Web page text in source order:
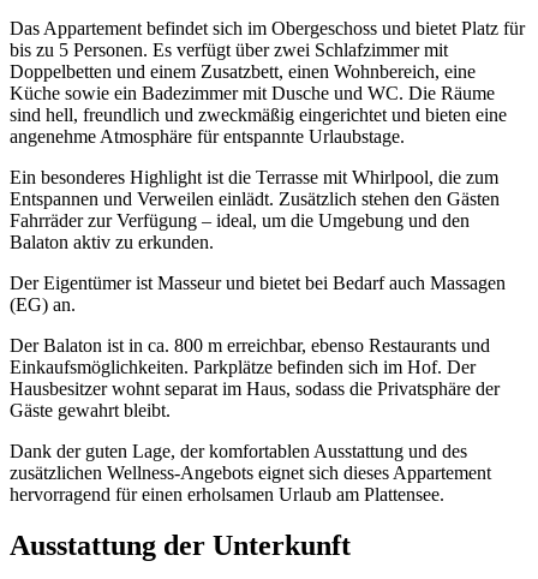
Das Appartement befindet sich im Obergeschoss und bietet Platz für
bis zu 5 Personen. Es verfügt über zwei Schlafzimmer mit
Doppelbetten und einem Zusatzbett, einen Wohnbereich, eine
Küche sowie ein Badezimmer mit Dusche und WC. Die Räume
sind hell, freundlich und zweckmäßig eingerichtet und bieten eine
angenehme Atmosphäre für entspannte Urlaubstage.
Ein besonderes Highlight ist die Terrasse mit Whirlpool, die zum
Entspannen und Verweilen einlädt. Zusätzlich stehen den Gästen
Fahrräder zur Verfügung – ideal, um die Umgebung und den
Balaton aktiv zu erkunden.
Der Eigentümer ist Masseur und bietet bei Bedarf auch Massagen
(EG) an.
Der Balaton ist in ca. 800 m erreichbar, ebenso Restaurants und
Einkaufsmöglichkeiten. Parkplätze befinden sich im Hof. Der
Hausbesitzer wohnt separat im Haus, sodass die Privatsphäre der
Gäste gewahrt bleibt.
Dank der guten Lage, der komfortablen Ausstattung und des
zusätzlichen Wellness-Angebots eignet sich dieses Appartement
hervorragend für einen erholsamen Urlaub am Plattensee.
Ausstattung der Unterkunft